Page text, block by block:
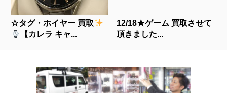
☆タグ・ホイヤー 買取
【カレラ キャ...
12/18★ゲーム 買取させて
頂きました...